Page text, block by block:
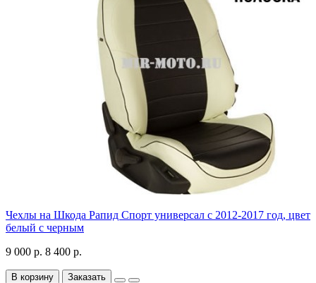
Чехлы на Шкода Рапид Спорт универсал с 2012-2017 год, цвет
белый с черным
9 000 р. 8 400 р.
В корзину Заказать